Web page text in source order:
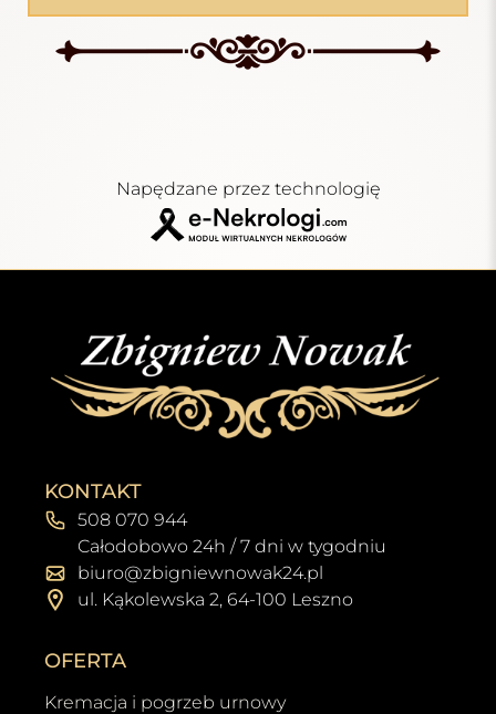
Napędzane przez technologię
KONTAKT
508 070 944
Całodobowo 24h / 7 dni w tygodniu
biuro@zbigniewnowak24.pl
ul. Kąkolewska 2, 64-100 Leszno
OFERTA
Kremacja i pogrzeb urnowy